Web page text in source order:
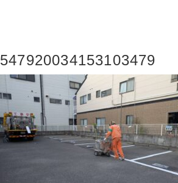
547920034153103479